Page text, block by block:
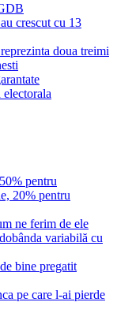
crescut cu 13
doua treimi
pentru
20% pentru
ne ferim de ele
variabilă cu
bine pregatit
pe care l-ai pierde